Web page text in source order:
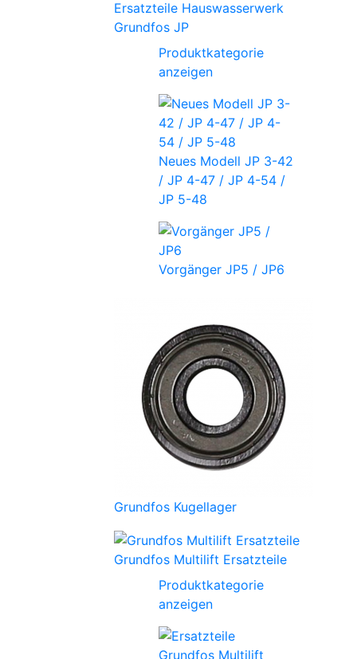
Ersatzteile Hauswasserwerk
Grundfos JP
Produktkategorie
anzeigen
Neues Modell JP 3-42
/ JP 4-47 / JP 4-54 /
JP 5-48
Vorgänger JP5 / JP6
Grundfos Kugellager
Grundfos Multilift Ersatzteile
Produktkategorie
anzeigen